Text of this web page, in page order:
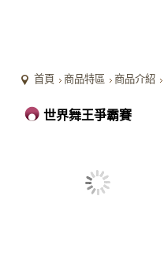
首頁 商品特區 商品介紹
世界舞王爭霸賽